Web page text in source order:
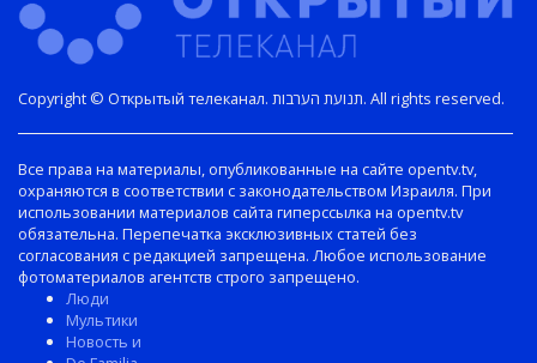
Copyright © Открытый телеканал. תנועת הערבות. All rights reserved.
Все права на материалы, опубликованные на сайте opentv.tv,
охраняются в соответствии с законодательством Израиля. При
использовании материалов сайта гиперссылка на opentv.tv
обязательна. Перепечатка эксклюзивных статей без
согласования с редакцией запрещена. Любое использование
фотоматериалов агентств строго запрещено.
Люди
Мультики
Новость и